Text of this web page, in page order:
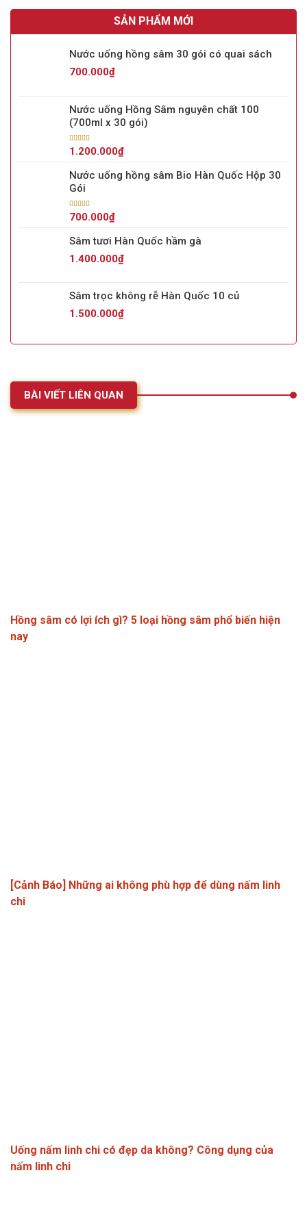
SẢN PHẨM MỚI
Nước uống hồng sâm 30 gói có quai sách
700.000₫
Nước uống Hồng Sâm nguyên chất 100
(700ml x 30 gói)
Được xếp
sao
1.200.000₫
Nước uống hồng sâm Bio Hàn Quốc Hộp 30
Gói
Được xếp
sao
700.000₫
Sâm tươi Hàn Quốc hầm gà
1.400.000₫
Sâm trọc không rễ Hàn Quốc 10 củ
1.500.000₫
BÀI VIẾT LIÊN QUAN
Hồng sâm có lợi ích gì? 5 loại hồng sâm phổ biến hiện
nay
[Cảnh Báo] Những ai không phù hợp để dùng nấm linh
chi
Uống nấm linh chi có đẹp da không? Công dụng của
nấm linh chi